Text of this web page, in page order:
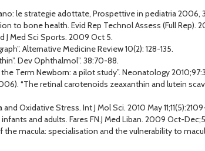
le strategie adottate, Prospettive in pediatria 2006,
to bone health. Evid Rep Technol Assess (Full Rep).
J Med Sci Sports. 2009 Oct 5.
Alternative Medicine Review 10(2): 128-135.
Dev Ophthalmol”. 38:70-88.
Term Newborn: a pilot study”. Neonatology
“The retinal carotenoids zeaxanthin and lutein
Oxidative Stress. Int J Mol Sci. 2010 May
and adults. Fares FN.J Med Liban. 2009 Oct-
macula: specialisation and the vulnerability to